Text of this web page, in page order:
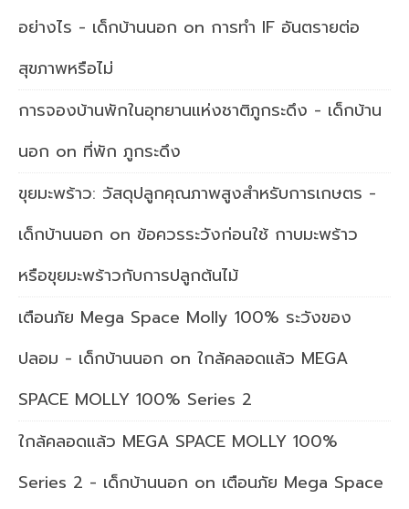
อย่างไร - เด็กบ้านนอก on การทำ IF อันตรายต่อ
สุขภาพหรือไม่
การจองบ้านพักในอุทยานแห่งชาติภูกระดึง - เด็กบ้าน
นอก on ที่พัก ภูกระดึง
ขุยมะพร้าว: วัสดุปลูกคุณภาพสูงสำหรับการเกษตร -
เด็กบ้านนอก on ข้อควรระวังก่อนใช้ กาบมะพร้าว
หรือขุยมะพร้าวกับการปลูกต้นไม้
เตือนภัย Mega Space Molly 100% ระวังของ
ปลอม - เด็กบ้านนอก on ใกล้คลอดแล้ว MEGA
SPACE MOLLY 100% Series 2
ใกล้คลอดแล้ว MEGA SPACE MOLLY 100%
Series 2 - เด็กบ้านนอก on เตือนภัย Mega Space